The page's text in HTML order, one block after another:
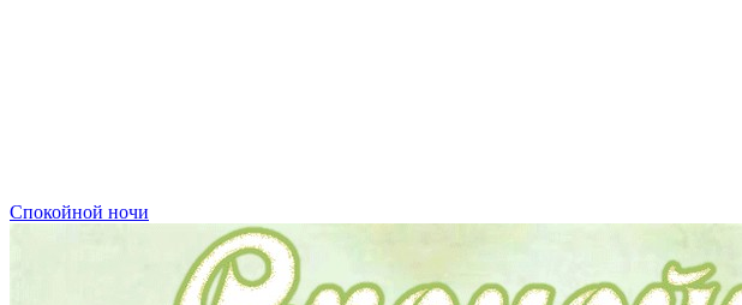
Спокойной ночи